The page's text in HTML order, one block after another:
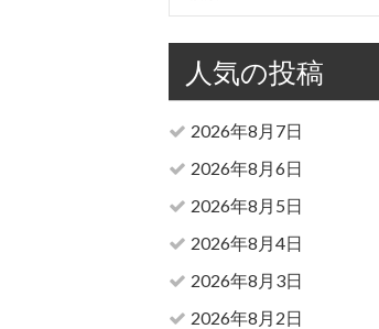
索:
人気の投稿
2026年8月7日
2026年8月6日
2026年8月5日
2026年8月4日
2026年8月3日
2026年8月2日